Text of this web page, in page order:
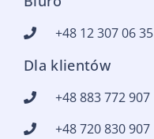
+48 12 307 06 35
Dla klientów
+48 883 772 907
+48 720 830 907